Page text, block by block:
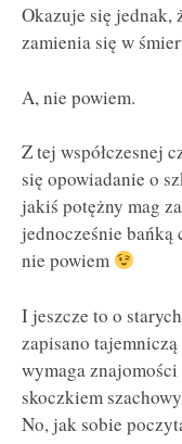
Okazuje się jednak,
zamienia się w
A, nie powiem.
Z tej współczesnej
się opowiadanie o
jakiś potężny mag
jednocześnie
nie powiem
I jeszcze to o
zapisano
wymaga
skoczkiem
No, jak sobie